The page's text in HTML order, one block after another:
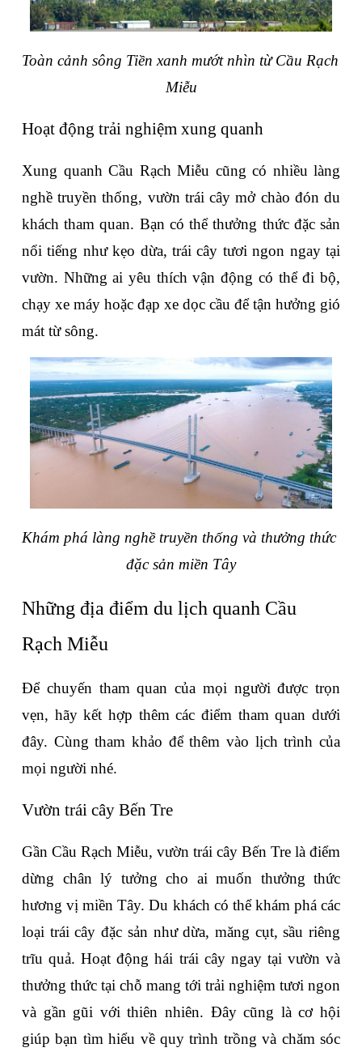
Toàn cảnh sông Tiền xanh mướt nhìn từ Cầu Rạch
Miễu
Hoạt động trải nghiệm xung quanh
Xung quanh Cầu Rạch Miễu cũng có nhiều làng
nghề truyền thống, vườn trái cây mở chào đón du
khách tham quan. Bạn có thể thưởng thức đặc sản
nổi tiếng như kẹo dừa, trái cây tươi ngon ngay tại
vườn. Những ai yêu thích vận động có thể đi bộ,
chạy xe máy hoặc đạp xe dọc cầu để tận hưởng gió
mát từ sông.
Khám phá làng nghề truyền thống và thưởng thức
đặc sản miền Tây
Những địa điểm du lịch quanh Cầu
Rạch Miễu
Để chuyến tham quan của mọi người được trọn
vẹn, hãy kết hợp thêm các điểm tham quan dưới
đây. Cùng tham khảo để thêm vào lịch trình của
mọi người nhé.
Vườn trái cây Bến Tre
Gần Cầu Rạch Miễu, vườn trái cây Bến Tre là điểm
dừng chân lý tưởng cho ai muốn thưởng thức
hương vị miền Tây. Du khách có thể khám phá các
loại trái cây đặc sản như dừa, măng cụt, sầu riêng
trĩu quả. Hoạt động hái trái cây ngay tại vườn và
thưởng thức tại chỗ mang tới trải nghiệm tươi ngon
và gần gũi với thiên nhiên. Đây cũng là cơ hội
giúp bạn tìm hiểu về quy trình trồng và chăm sóc